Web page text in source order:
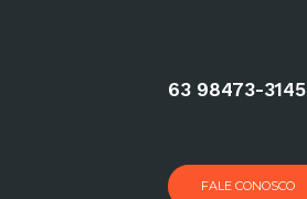
63 98473-3145
FALE CONOSCO